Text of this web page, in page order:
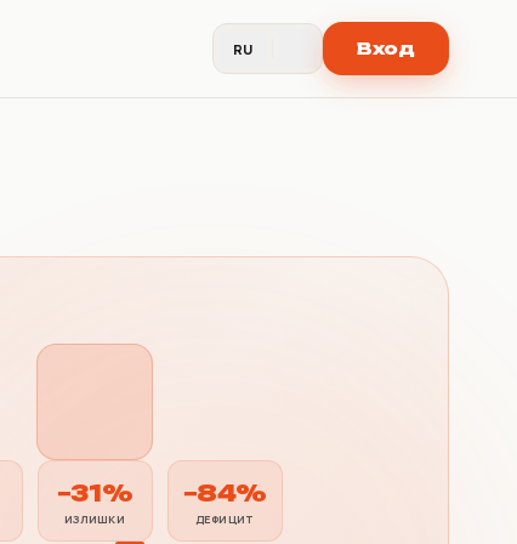
RU Вход
−31%
ИЗЛИШКИ
−84%
ДЕФИЦИТ